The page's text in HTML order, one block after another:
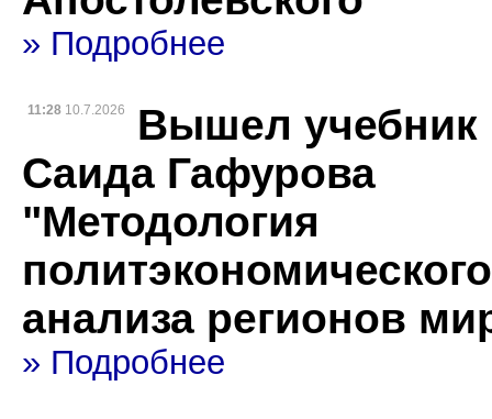
» Подробнее
11:28 10.7.2026
Вышел учебник
Саида Гафурова
"Методология
политэкономического
анализа регионов
» Подробнее